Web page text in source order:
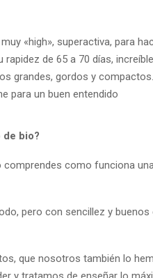
«high», superactiva, para
de 65 a 70 días,
grandes, gordos y compactos.
para un buen entendido
bio?
como funciona
pero con sencillez y
que nosotros también lo